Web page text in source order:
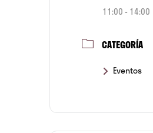
11:00 - 14:00
CATEGORÍA
Eventos